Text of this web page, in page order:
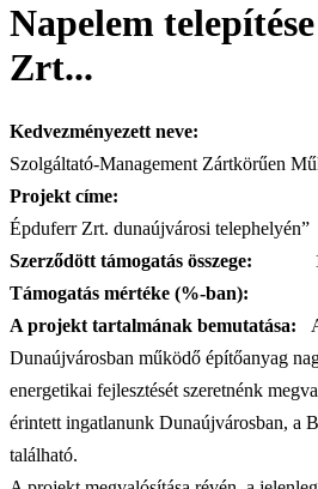
Napelem
Zrt...
Kedvezményezett neve:
Szolgáltató-Management Zártkörűen
Projekt címe: „Napelem
Épduferr Zrt. dunaújvárosi telephelyén”
Szerződött támogatás összege: 1
Támogatás mértéke (%-ban):
A projekt tartalmának bemutatása:
Dunaújvárosban működő építőanyag
energetikai fejlesztését szeretnénk
érintett ingatlanunk Dunaújvárosban, a
található.